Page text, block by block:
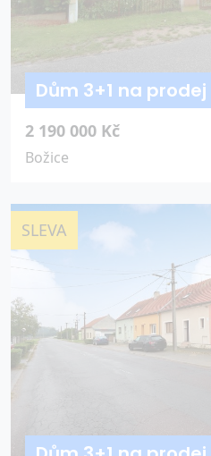
Dům 3+1 na prodej
2 190 000 Kč
Božice
SLEVA